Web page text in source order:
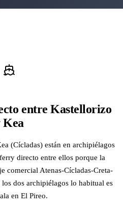
entre Kastellorizo
Kea
(Cícladas) están en archipiélagos
directo entre ellos porque la
comercial Atenas-Cícladas-Creta-
dos archipiélagos lo habitual es
en El Pireo.